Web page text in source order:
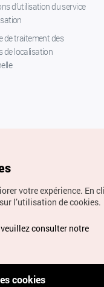
d’utilisation du service
de traitement des
de localisation
en Corée.
de renseignements,
votre expérience. En
l’utilisation de cookies.
consulter notre
cookies